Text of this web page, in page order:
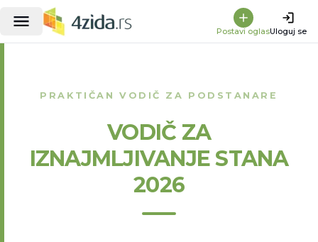
Postavi oglasUloguj se
PRAKTIČAN VODIČ ZA PODSTANARE
VODIČ ZA
IZNAJMLJIVANJE STANA
2026